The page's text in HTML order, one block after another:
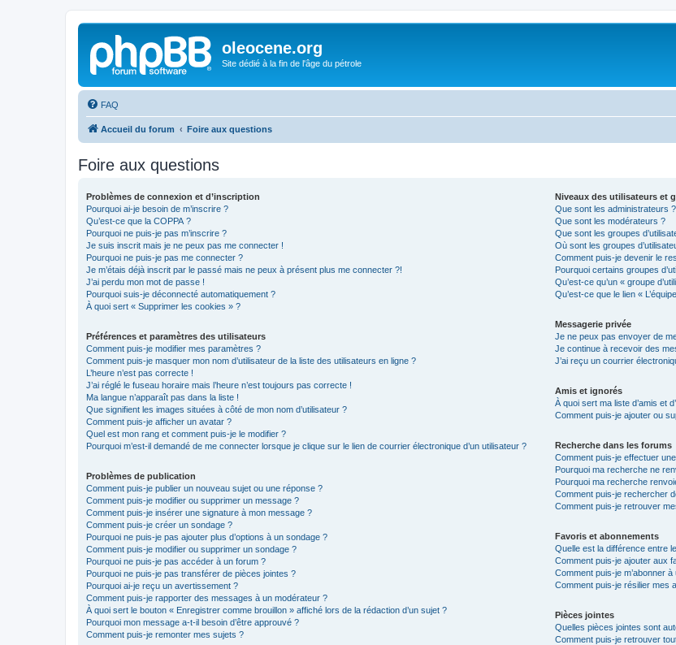
oleocene.org
Site dédié à la fin de l'âge du pétrole
FAQ
Accueil du forum Foire aux questions
Foire aux questions
Problèmes de connexion et d’inscription
Pourquoi ai-je besoin de m’inscrire ?
Qu’est-ce que la COPPA ?
Pourquoi ne puis-je pas m’inscrire ?
Je suis inscrit mais je ne peux pas me connecter !
Pourquoi ne puis-je pas me connecter ?
Je m’étais déjà inscrit par le passé mais ne peux à présent plus me connecter ?!
J’ai perdu mon mot de passe !
Pourquoi suis-je déconnecté automatiquement ?
À quoi sert « Supprimer les cookies » ?
Préférences et paramètres des utilisateurs
Comment puis-je modifier mes paramètres ?
Comment puis-je masquer mon nom d’utilisateur de la liste des utilisateurs en ligne ?
L’heure n’est pas correcte !
J’ai réglé le fuseau horaire mais l’heure n’est toujours pas correcte !
Ma langue n’apparaît pas dans la liste !
Que signifient les images situées à côté de mon nom d’utilisateur ?
Comment puis-je afficher un avatar ?
Quel est mon rang et comment puis-je le modifier ?
Pourquoi m’est-il demandé de me connecter lorsque je clique sur le lien de courrier électronique d’un utilisateur ?
Problèmes de publication
Comment puis-je publier un nouveau sujet ou une réponse ?
Comment puis-je modifier ou supprimer un message ?
Comment puis-je insérer une signature à mon message ?
Comment puis-je créer un sondage ?
Pourquoi ne puis-je pas ajouter plus d’options à un sondage ?
Comment puis-je modifier ou supprimer un sondage ?
Pourquoi ne puis-je pas accéder à un forum ?
Pourquoi ne puis-je pas transférer de pièces jointes ?
Pourquoi ai-je reçu un avertissement ?
Comment puis-je rapporter des messages à un modérateur ?
À quoi sert le bouton « Enregistrer comme brouillon » affiché lors de la rédaction d’un sujet ?
Pourquoi mon message a-t-il besoin d’être approuvé ?
Comment puis-je remonter mes sujets ?
Niveaux des utilisateurs et
Que sont les administrateurs ?
Que sont les modérateurs ?
Que sont les groupes
Où sont les groupes
Comment puis-je devenir le
Pourquoi certains groupes
Qu’est-ce qu’un « groupe
Qu’est-ce que le lien «
Messagerie privée
Je ne peux pas envoyer de
Je continue à recevoir des
J’ai reçu un courrier
Amis et ignorés
À quoi sert ma liste d’amis et
Comment puis-je ajouter ou
Recherche dans les forums
Comment puis-je effectuer
Pourquoi ma recherche ne
Pourquoi ma recherche
Comment puis-je rechercher
Comment puis-je retrouver
Favoris et abonnements
Quelle est la différence entre
Comment puis-je ajouter aux
Comment puis-je m’abonner
Comment puis-je résilier mes
Pièces jointes
Quelles pièces jointes sont
Comment puis-je retrouver